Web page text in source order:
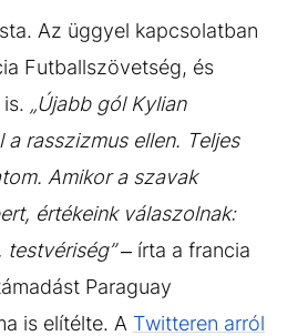
Az üggyel kapcsolatban
Futballszövetség, és
„Újabb gól Kylian
rasszizmus ellen. Teljes
Amikor a szavak
értékeink válaszolnak:
– írta a francia
Paraguay
is elítélte. A Twitteren arról